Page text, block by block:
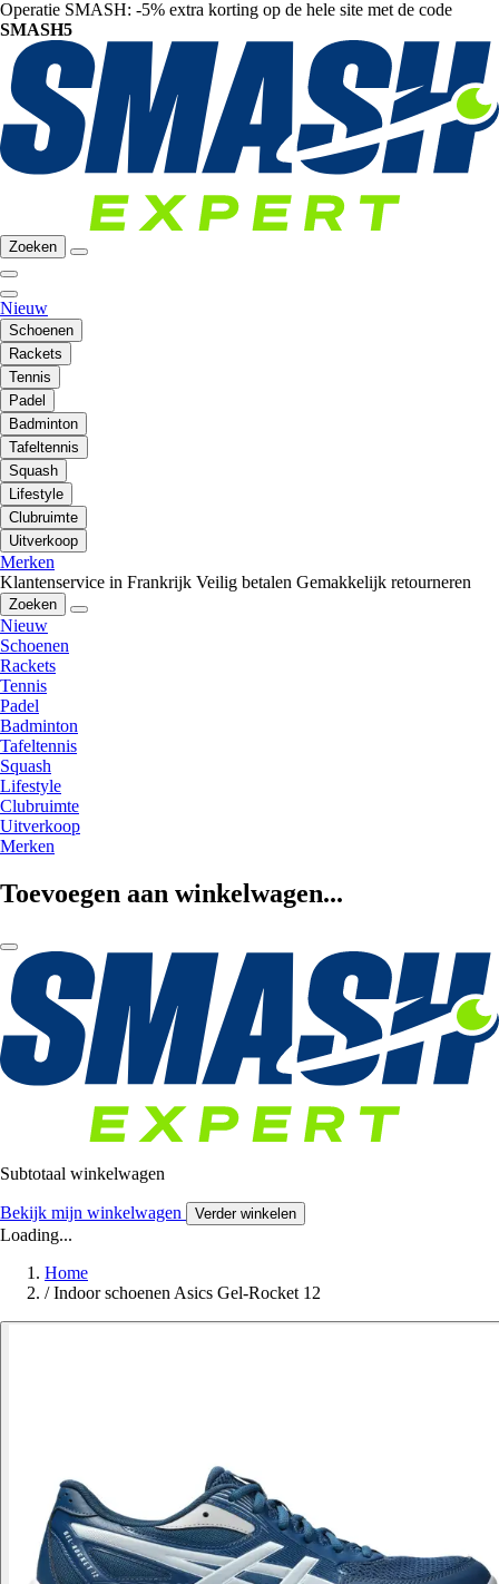
Operatie SMASH: -5% extra korting op de hele site met de code
SMASH5
Zoeken
Nieuw
Schoenen
Rackets
Tennis
Padel
Badminton
Tafeltennis
Squash
Lifestyle
Clubruimte
Uitverkoop
Merken
Klantenservice in Frankrijk Veilig betalen Gemakkelijk retourneren
Zoeken
Nieuw
Schoenen
Rackets
Tennis
Padel
Badminton
Tafeltennis
Squash
Lifestyle
Clubruimte
Uitverkoop
Merken
Toevoegen aan winkelwagen...
Subtotaal winkelwagen
Bekijk mijn winkelwagen Verder winkelen
Loading...
Home
/ Indoor schoenen Asics Gel-Rocket 12